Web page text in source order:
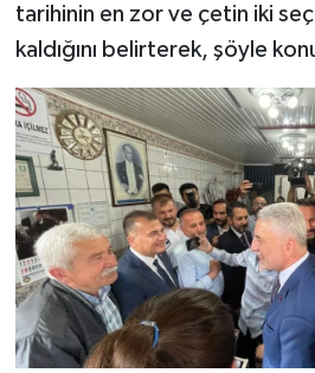
tarihinin en zor ve çetin iki
kaldığını belirterek, şöyle